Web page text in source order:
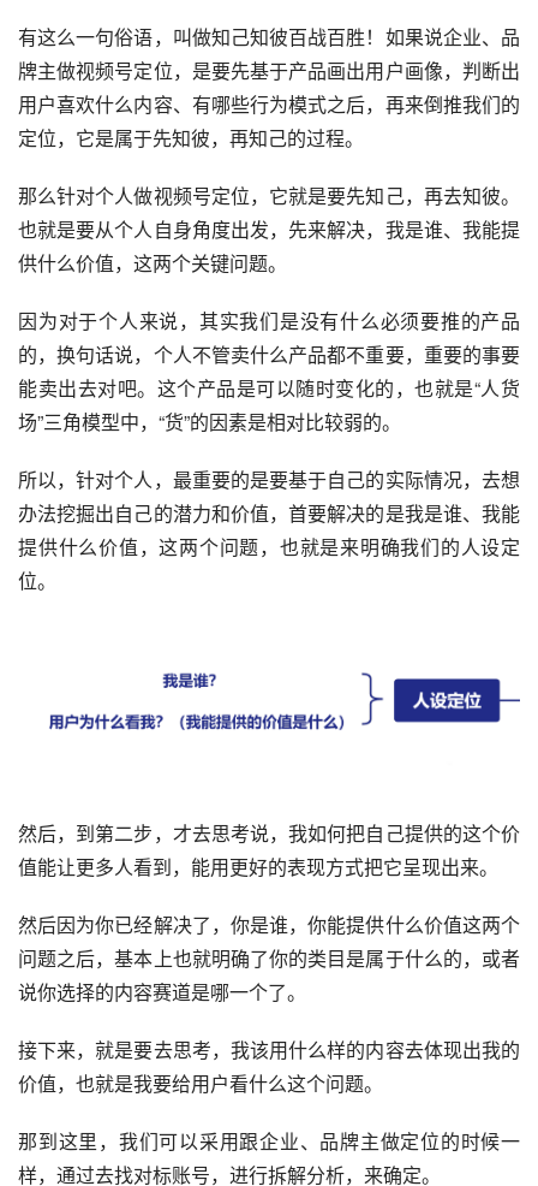
有这么一句俗语，叫做知己知彼百战百胜！如果说企业、品
牌主做视频号定位，是要先基于产品画出用户画像，判断出
用户喜欢什么内容、有哪些行为模式之后，再来倒推我们的
定位，它是属于先知彼，再知己的过程。
那么针对个人做视频号定位，它就是要先知己，再去知彼。
也就是要从个人自身角度出发，先来解决，我是谁、我能提
供什么价值，这两个关键问题。
因为对于个人来说，其实我们是没有什么必须要推的产品
的，换句话说，个人不管卖什么产品都不重要，重要的事要
能卖出去对吧。这个产品是可以随时变化的，也就是“人货
场”三角模型中，“货”的因素是相对比较弱的。
所以，针对个人，最重要的是要基于自己的实际情况，去想
办法挖掘出自己的潜力和价值，首要解决的是我是谁、我能
提供什么价值，这两个问题，也就是来明确我们的人设定
位。
然后，到第二步，才去思考说，我如何把自己提供的这个价
值能让更多人看到，能用更好的表现方式把它呈现出来。
然后因为你已经解决了，你是谁，你能提供什么价值这两个
问题之后，基本上也就明确了你的类目是属于什么的，或者
说你选择的内容赛道是哪一个了。
接下来，就是要去思考，我该用什么样的内容去体现出我的
价值，也就是我要给用户看什么这个问题。
那到这里，我们可以采用跟企业、品牌主做定位的时候一
样，通过去找对标账号，进行拆解分析，来确定。